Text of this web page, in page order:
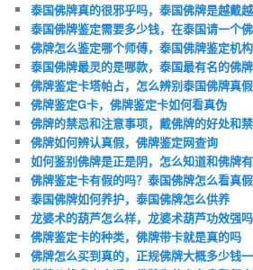
泰国佛牌真的很邪乎吗，泰国佛牌是越戴
泰国佛牌鉴定需要多少钱，在泰国请一个
佛牌怎么鉴定哪个师傅，泰国佛牌鉴定机构
泰国佛牌最灵的是哪款，泰国最有名的佛牌
佛牌鉴定卡塔帕占，怎么辨别泰国佛牌真假
佛牌鉴定G卡，佛牌鉴定卡如何看真伪
佛牌的禁忌和注意事项，戴佛牌的好处和
佛牌如何辨认真假，佛牌鉴定网查询
如何鉴别佛牌是正是阴，怎么知道和佛牌
佛牌鉴定卡有假的吗？泰国佛牌怎么看真假
泰国佛牌如何养护，泰国佛牌怎么供养
龙婆术的葫芦怎么样，龙婆术葫芦功效强吗
佛牌鉴定卡的种类，佛牌带卡就是真的吗
佛牌怎么买到真的，正规佛牌大概多少钱